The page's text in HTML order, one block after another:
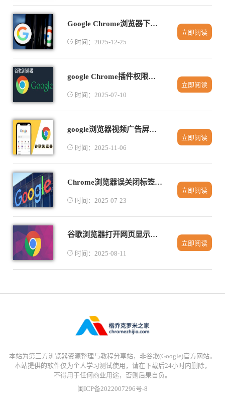
Google Chrome浏览器下载及浏览器系统权限设置教程
时间：2025-12-25
立即阅读
google Chrome插件权限设置全流程解析
时间：2025-07-10
立即阅读
google浏览器视频广告屏蔽操作详细教程
时间：2025-11-06
立即阅读
Chrome浏览器误关闭标签页恢复方法和快捷操作
时间：2025-07-23
立即阅读
谷歌浏览器打开网页显示证书无效怎么办
时间：2025-08-11
立即阅读
本站为第三方浏览器资源整理与教程分享站，非谷歌(Google)官方网站。
本站提供的软件仅为个人学习测试使用，请在下载后24小时内删除，
不得用于任何商业用途，否则后果自负。
闽ICP备2022007296号-8